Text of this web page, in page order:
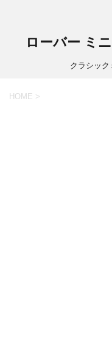
ローバー ミ
クラシッ
HOME >